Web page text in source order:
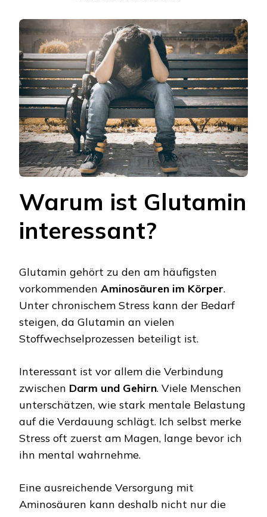
Warum ist Glutamin
interessant?
Glutamin gehört zu den am häufigsten
vorkommenden Aminosäuren im Körper.
Unter chronischem Stress kann der Bedarf
steigen, da Glutamin an vielen
Stoffwechselprozessen beteiligt ist.
Interessant ist vor allem die Verbindung
zwischen Darm und Gehirn. Viele Menschen
unterschätzen, wie stark mentale Belastung
auf die Verdauung schlägt. Ich selbst merke
Stress oft zuerst am Magen, lange bevor ich
ihn mental wahrnehme.
Eine ausreichende Versorgung mit
Aminosäuren kann deshalb nicht nur die